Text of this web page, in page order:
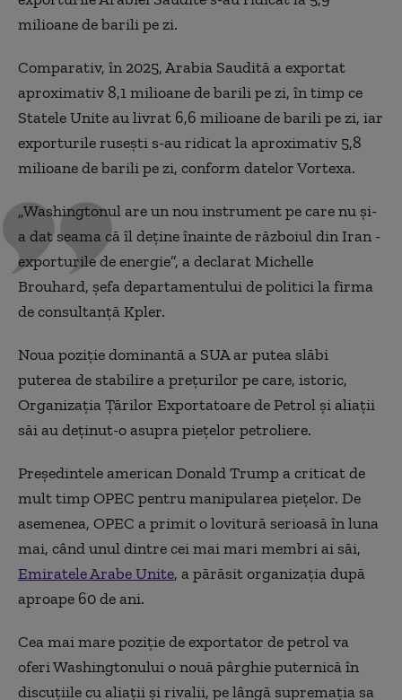
milioane de barili pe zi.
Comparativ, în 2025, Arabia Saudită a exportat
aproximativ 8,1 milioane de barili pe zi, în timp ce
Statele Unite au livrat 6,6 milioane de barili pe zi, iar
exporturile ruseşti s-au ridicat la aproximativ 5,8
milioane de barili pe zi, conform datelor Vortexa.
„Washingtonul are un nou instrument pe care nu şi-
a dat seama că îl deţine înainte de războiul din Iran -
exporturile de energie”, a declarat Michelle
Brouhard, şefa departamentului de politici la firma
de consultanţă Kpler.
Noua poziţie dominantă a SUA ar putea slăbi
puterea de stabilire a preţurilor pe care, istoric,
Organizaţia Ţărilor Exportatoare de Petrol şi aliaţii
săi au deţinut-o asupra pieţelor petroliere.
Preşedintele american Donald Trump a criticat de
mult timp OPEC pentru manipularea pieţelor. De
asemenea, OPEC a primit o lovitură serioasă în luna
mai, când unul dintre cei mai mari membri ai săi,
Emiratele Arabe Unite, a părăsit organizaţia după
aproape 60 de ani.
Cea mai mare poziţie de exportator de petrol va
oferi Washingtonului o nouă pârghie puternică în
discuţiile cu aliaţii şi rivalii, pe lângă supremaţia sa